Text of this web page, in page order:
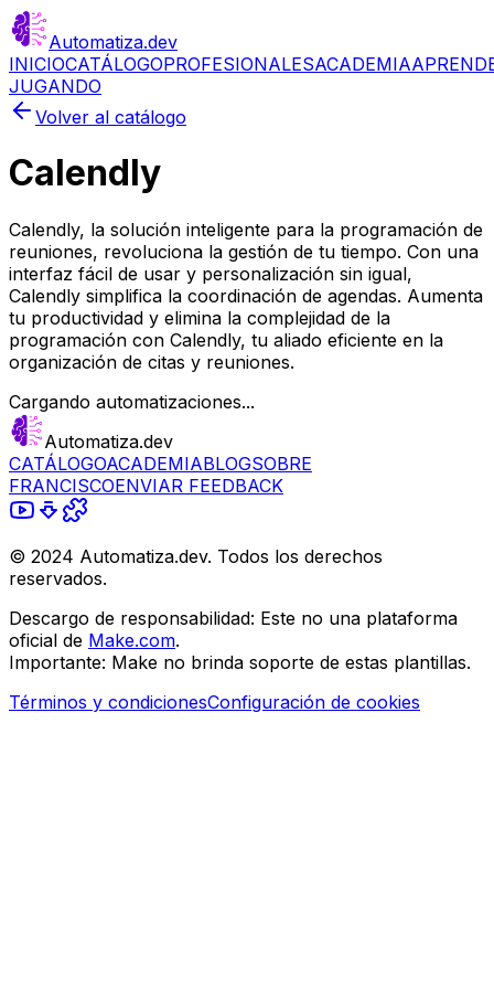
Automatiza.dev
INICIOCATÁLOGOPROFESIONALESACADEMIA
JUGANDO
Volver al catálogo
Calendly
Calendly, la solución inteligente para la programación de
reuniones, revoluciona la gestión de tu tiempo. Con una
interfaz fácil de usar y personalización sin igual,
Calendly simplifica la coordinación de agendas. Aumenta
tu productividad y elimina la complejidad de la
programación con Calendly, tu aliado eficiente en la
organización de citas y reuniones.
Cargando automatizaciones...
Automatiza.dev
CATÁLOGOACADEMIABLOGSOBRE
FRANCISCOENVIAR FEEDBACK
© 2024 Automatiza.dev. Todos los derechos
reservados.
Descargo de responsabilidad: Este no una plataforma
oficial de Make.com.
Importante: Make no brinda soporte de estas plantillas.
Términos y condicionesConfiguración de cookies